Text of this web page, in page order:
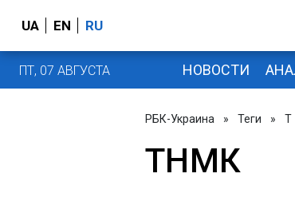
UA EN RU
ПТ, 07 АВГУСТА НОВОСТИ
РБК-Украина » Теги » Т
ТНМК